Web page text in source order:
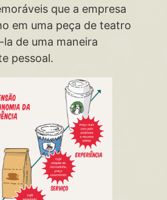
que a empresa
em uma peça de teatro
de uma maneira
pessoal.